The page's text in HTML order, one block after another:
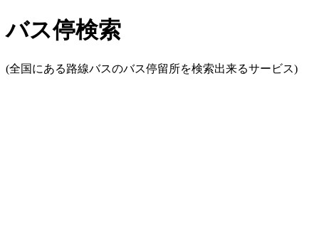
バス停検索
(全国にある路線バスのバス停留所を検索出来るサービス)